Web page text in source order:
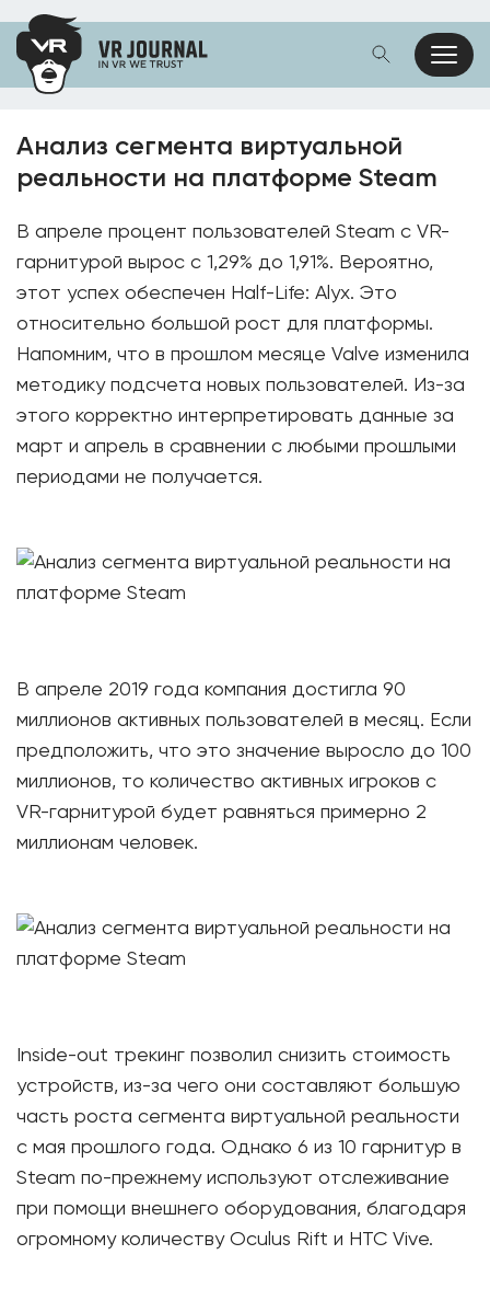
Анализ сегмента виртуальной
реальности на платформе Steam
В апреле процент пользователей Steam с VR-
гарнитурой вырос с 1,29% до 1,91%. Вероятно,
этот успех обеспечен Half-Life: Alyx. Это
относительно большой рост для платформы.
Напомним, что в прошлом месяце Valve изменила
методику подсчета новых пользователей. Из-за
этого корректно интерпретировать данные за
март и апрель в сравнении с любыми прошлыми
периодами не получается.
В апреле 2019 года компания достигла 90
миллионов активных пользователей в месяц. Если
предположить, что это значение выросло до 100
миллионов, то количество активных игроков с
VR-гарнитурой будет равняться примерно 2
миллионам человек.
Inside-out трекинг позволил снизить стоимость
устройств, из-за чего они составляют большую
часть роста сегмента виртуальной реальности
с мая прошлого года. Однако 6 из 10 гарнитур в
Steam по-прежнему используют отслеживание
при помощи внешнего оборудования, благодаря
огромному количеству Oculus Rift и HTC Vive.